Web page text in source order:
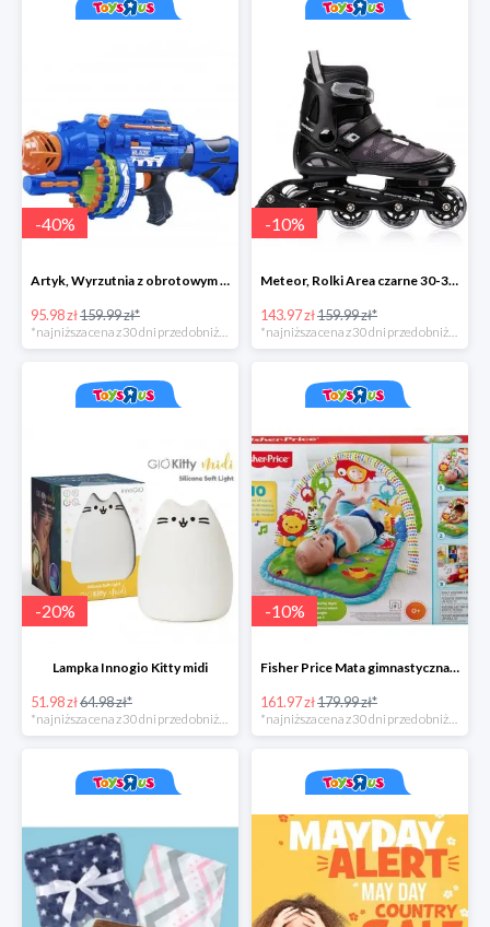
-40%
Artyk, Wyrzutnia z obrotowym bębenkiem ze strzałkami 40 sztuk
95.98 zł159.99 zł*
-10%
Meteor, Rolki Area czarne 30-33 S
143.97 zł159.99 zł*
-20%
Lampka Innogio Kitty midi
51.98 zł64.98 zł*
-10%
Fisher Price Mata gimnastyczna 3 w 1
161.97 zł179.99 zł*